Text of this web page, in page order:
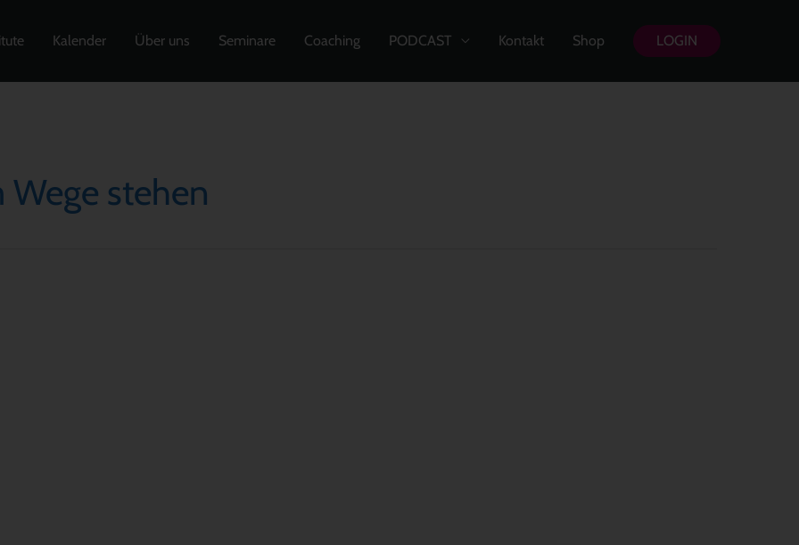
Kalender Über uns Seminare Coaching PODCAST Kontakt Shop LOGIN
stehen